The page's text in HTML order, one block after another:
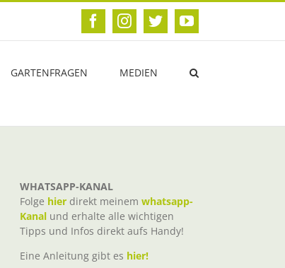
FacebookInstagram
TwitterYouTube
GARTENFRAGEN MEDIEN
WHATSAPP-KANAL
Folge hier direkt meinem whatsapp-
Kanal und erhalte alle wichtigen
Tipps und Infos direkt aufs Handy!
Eine Anleitung gibt es hier!